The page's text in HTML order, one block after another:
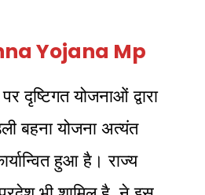
Yojana Mp
दृष्टिगत योजनाओं द्वारा
बहना योजना अत्यंत
हुआ है। राज्य